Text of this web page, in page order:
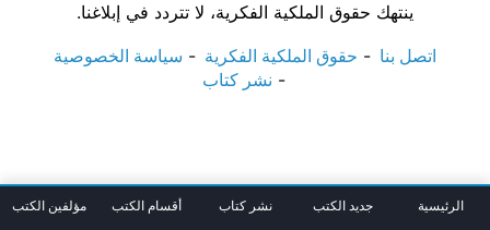
ينتهك حقوق الملكية الفكرية، لا تتردد في إبلاغنا.
اتصل بنا حقوق الملكية الفكرية
سياسة الخصوصية
نشر كتاب
الرئيسية جديد الكتب نشر كتاب أقسام الكتب مؤلفين الكتب